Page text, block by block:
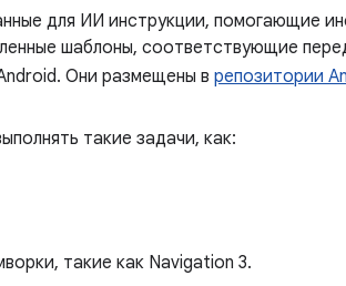
для ИИ инструкции, помогающие
шаблоны, соответствующие
Они размещены в репозитории
такие задачи, как:
такие как Navigation 3.